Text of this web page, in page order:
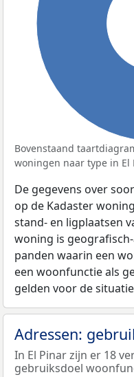
Bovenstaand
woningen naar type in El
De gegevens over
op de Kadaster
stand- en ligplaatsen
woning is
panden waarin een
een woonfunctie als
gelden voor de
Adressen:
In El Pinar zijn er 18
gebruiksdoel